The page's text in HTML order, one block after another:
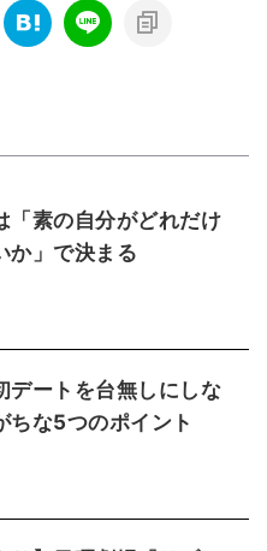
「素の自分がどれだけ
か」で決まる
デートを台無しにしな
ちな5つのポイント